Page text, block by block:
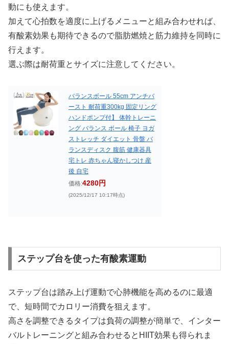
動にも使えます。
加えて心拍数を適度に上げるメニューと組み合わせれば、
有酸素効果も期待できるので脂肪燃焼と筋力維持を同時に
行えます。
選ぶ際は耐荷重とサイズに注意してください。
バランスボール 55cm アンチバ
ースト 耐荷重300kg 固定リング
ハンドポンプ付】 体幹トレーニ
ング バランス ボール 椅子 ヨガ
ストレッチ ダイエット 骨盤 バ
ランスディスク 腹筋 健康器具
宅トレ 赤ちゃん寝かしつけ 産
後 自宅
価格:4280円
(2025/12/17 10:17時点)
ステップ台を使った有酸素運動
ステップ台は踏み上げ運動で心肺機能を高めるのに最適
で、短時間でカロリー消費を狙えます。
高さを調整できるタイプは負荷の調整が簡単で、インター
バルトレーニングと組み合わせるとHIIT効果も得られま